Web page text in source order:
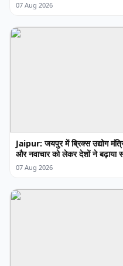
07 Aug 2026
Jaipur: जयपुर में ब्रिक्स उद्योग
और नवाचार को लेकर देशों ने बढ़ाया
07 Aug 2026